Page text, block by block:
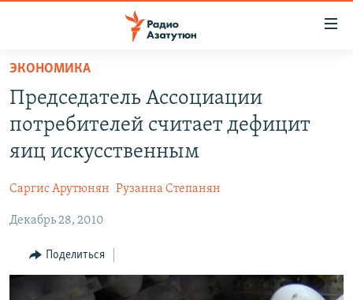
Перейти
основному
содержанию
Перейти
основной
навигации
Перейти
поиску
НОВОСТИ
ПОЛИТИКА
ЭКОНОМИКА
РЕГИОН
НАГОРНЫЙ КАРАБАХ
ЭКОНОМИКА
Председатель Ассоциации
потребителей считает дефицит
яиц искусственным
Саргис Арутюнян Рузанна Степанян
Декабрь 28, 2010
Поделиться